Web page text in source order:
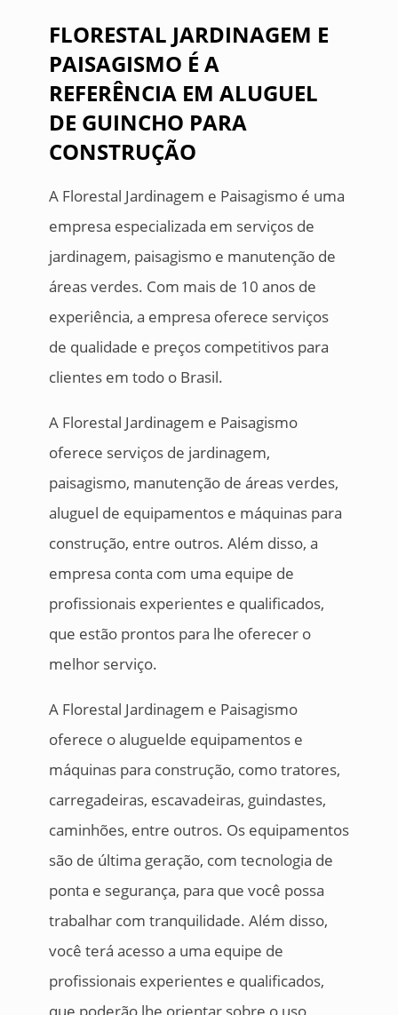
FLORESTAL JARDINAGEM E
PAISAGISMO É A
REFERÊNCIA EM ALUGUEL
DE GUINCHO PARA
CONSTRUÇÃO
A Florestal Jardinagem e Paisagismo é uma
empresa especializada em serviços de
jardinagem, paisagismo e manutenção de
áreas verdes. Com mais de 10 anos de
experiência, a empresa oferece serviços
de qualidade e preços competitivos para
clientes em todo o Brasil.
A Florestal Jardinagem e Paisagismo
oferece serviços de jardinagem,
paisagismo, manutenção de áreas verdes,
aluguel de equipamentos e máquinas para
construção, entre outros. Além disso, a
empresa conta com uma equipe de
profissionais experientes e qualificados,
que estão prontos para lhe oferecer o
melhor serviço.
A Florestal Jardinagem e Paisagismo
oferece o aluguelde equipamentos e
máquinas para construção, como tratores,
carregadeiras, escavadeiras, guindastes,
caminhões, entre outros. Os equipamentos
são de última geração, com tecnologia de
ponta e segurança, para que você possa
trabalhar com tranquilidade. Além disso,
você terá acesso a uma equipe de
profissionais experientes e qualificados,
que poderão lhe orientar sobre o uso